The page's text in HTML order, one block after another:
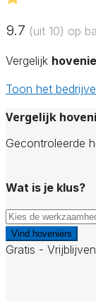
9.7 (uit 10) op
Vergelijk
Toon het
Vergelijk
Gecontroleerde
Wat is je klus?
Vind hoveniers
Gratis -